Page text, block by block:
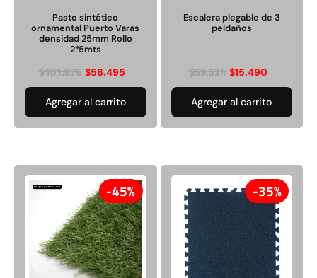
Pasto sintético
ornamental Puerto Varas
densidad 25mm Rollo
2*5mts
$101.876 $56.495
Agregar al carrito
Escalera plegable de 3
peldaños
$59.524 $15.490
Agregar al carrito
45% 35%